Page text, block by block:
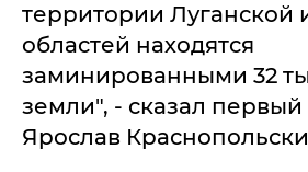
территории Луганской
областей находятся
заминированными 32
земли", - сказал
Ярослав